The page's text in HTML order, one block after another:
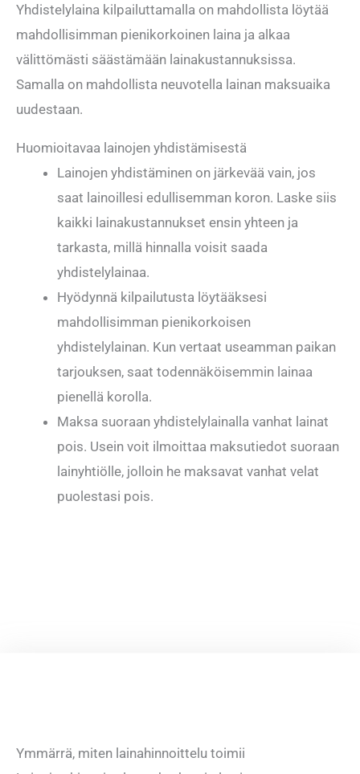
Yhdistelylaina kilpailuttamalla on mahdollista löytää
mahdollisimman pienikorkoinen laina ja alkaa
välittömästi säästämään lainakustannuksissa.
Samalla on mahdollista neuvotella lainan maksuaika
uudestaan.
Huomioitavaa lainojen yhdistämisestä
Lainojen yhdistäminen on järkevää vain, jos
saat lainoillesi edullisemman koron. Laske siis
kaikki lainakustannukset ensin yhteen ja
tarkasta, millä hinnalla voisit saada
yhdistelylainaa.
Hyödynnä kilpailutusta löytääksesi
mahdollisimman pienikorkoisen
yhdistelylainan. Kun vertaat useamman paikan
tarjouksen, saat todennäköisemmin lainaa
pienellä korolla.
Maksa suoraan yhdistelylainalla vanhat lainat
pois. Usein voit ilmoittaa maksutiedot suoraan
lainyhtiölle, jolloin he maksavat vanhat velat
puolestasi pois.
Ymmärrä, miten lainahinnoittelu toimii